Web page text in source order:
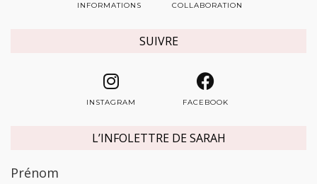
INFORMATIONS COLLABORATION
SUIVRE
INSTAGRAM FACEBOOK
L’INFOLETTRE DE SARAH
Prénom